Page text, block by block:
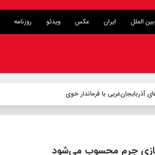
بین الملل ایران عکس ویدئو روزنامه
آذربایجان‌غربی با فرماندار خوی
جرم محسوب می‌شود